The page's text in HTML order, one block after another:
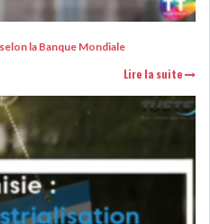
UNE C...
OBLIGATA...
: LES TENSIONS
ET LE...
la Banque Mondiale
Lire la suite